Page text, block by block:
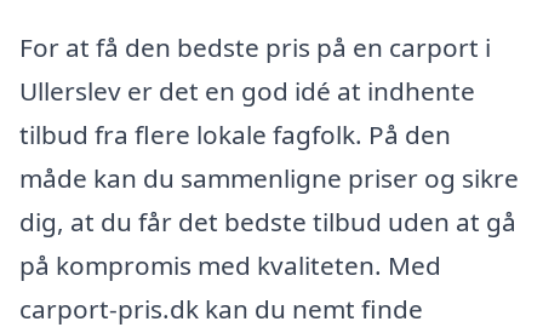
For at få den bedste pris på en carport i
Ullerslev er det en god idé at indhente
tilbud fra flere lokale fagfolk. På den
måde kan du sammenligne priser og sikre
dig, at du får det bedste tilbud uden at gå
på kompromis med kvaliteten. Med
carport-pris.dk kan du nemt finde